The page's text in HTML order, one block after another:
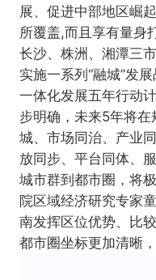
展、促进中部地区崛
所覆盖,而且享有量身
长沙、株洲、湘潭三
实施一系列“融城”发展
一体化发展五年行动
步明确， 未来5年将在
城、市场同治、产业
放同步、平台同体、
城市群到都市圈，将
院区域经济研究专家
南发挥区位优势、比
都市圈坐标更加清晰